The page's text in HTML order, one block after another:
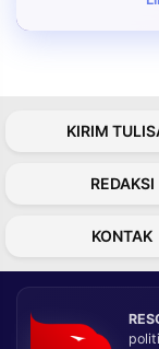
KIRIM
REDAKSI
KONTAK